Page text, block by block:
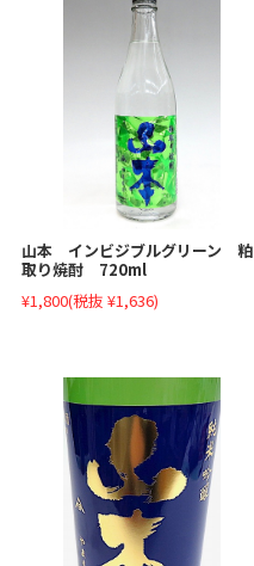
山本 インビジブルグリーン 粕
取り焼酎 720ml
¥1,800(税抜 ¥1,636)